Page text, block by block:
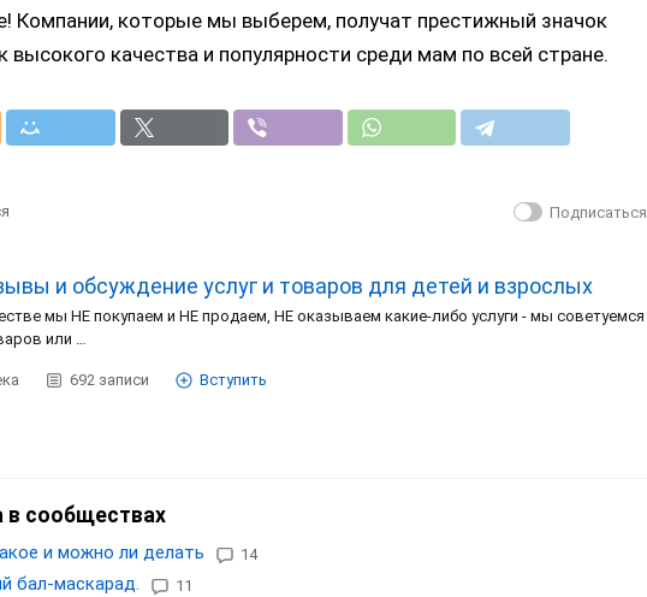
Компании, которые мы выберем, получат престижный значок
качества и популярности среди мам по всей стране.
Подписаться
и обсуждение услуг и товаров для детей и взрослых
мы НЕ покупаем и НЕ продаем, НЕ оказываем какие-либо услуги - мы советуемся
или …
692 записи Вступить
в сообществах
и можно ли делать 14
бал-маскарад. 11